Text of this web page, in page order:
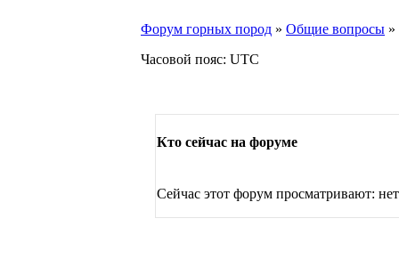
Форум горных пород » Общие вопросы »
Часовой пояс: UTC
Кто сейчас на форуме
Сейчас этот форум просматривают: